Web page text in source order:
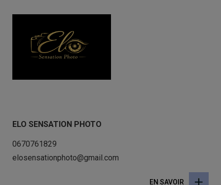
ELO SENSATION PHOTO
0670761829
elosensationphoto@gmail.com
EN SAVOIR